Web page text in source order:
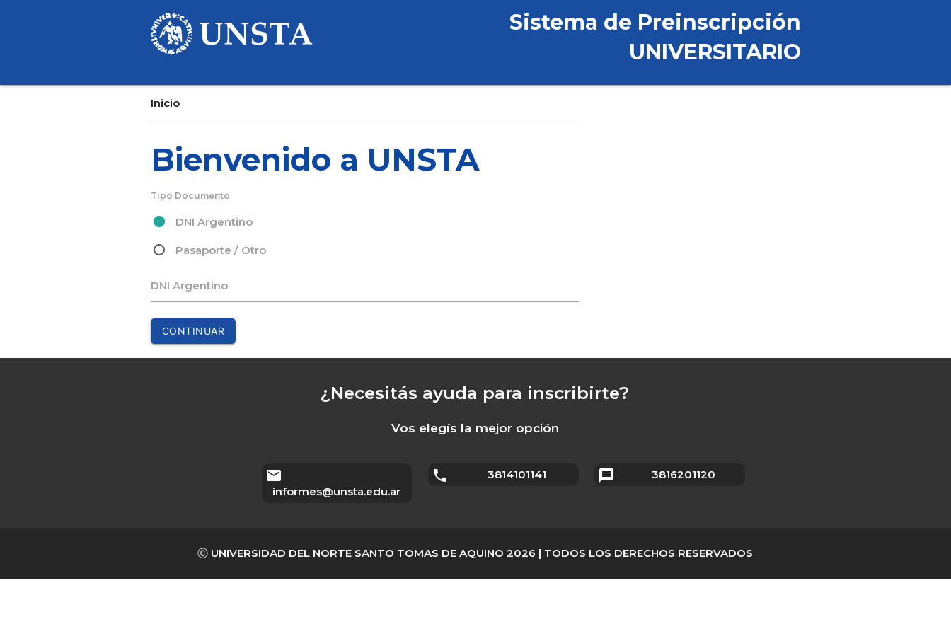
Sistema de Preinscripción
UNIVERSITARIO
Inicio
Bienvenido a UNSTA
Tipo Documento
DNI Argentino
Pasaporte / Otro
DNI Argentino
CONTINUAR
¿Necesitás ayuda para inscribirte?
Vos elegís la mejor opción
email
informes@unsta.edu.ar
local_phone 3814101141 message 3816201120
Ⓒ UNIVERSIDAD DEL NORTE SANTO TOMAS DE AQUINO 2026 | TODOS LOS DERECHOS RESERVADOS